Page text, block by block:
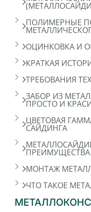
ПОЛИМЕРНЫЕ
ОЦИНКОВКА И
КРАТКАЯ
ТРЕБОВАНИЯ
ЗАБОР ИЗ
ПРОСТО И
ЦВЕТОВАЯ
САЙДИНГА
ПРЕИМУЩЕСТВА
МОНТАЖ
ЧТО ТАКОЕ